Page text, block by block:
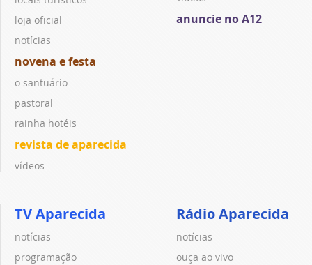
loja oficial
notícias
novena e festa
o santuário
pastoral
rainha hotéis
revista de aparecida
vídeos
anuncie no A12
TV Aparecida
notícias
programação
Rádio Aparecida
notícias
ouça ao vivo